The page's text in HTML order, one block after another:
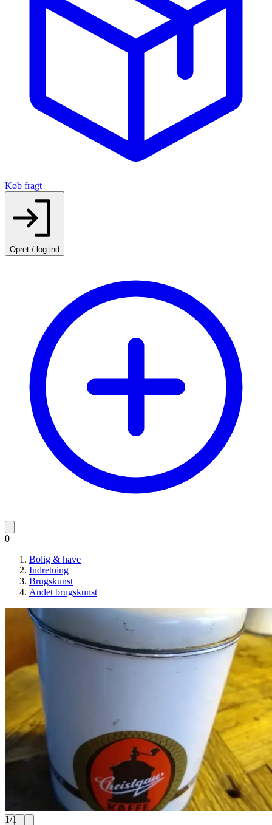
Køb fragt
Opret / log ind
0
Bolig & have
Indretning
Brugskunst
Andet brugskunst
1/1